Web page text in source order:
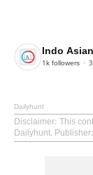
Indo
1k followers
Dailyhunt
Disclaimer: This
Dailyhunt.